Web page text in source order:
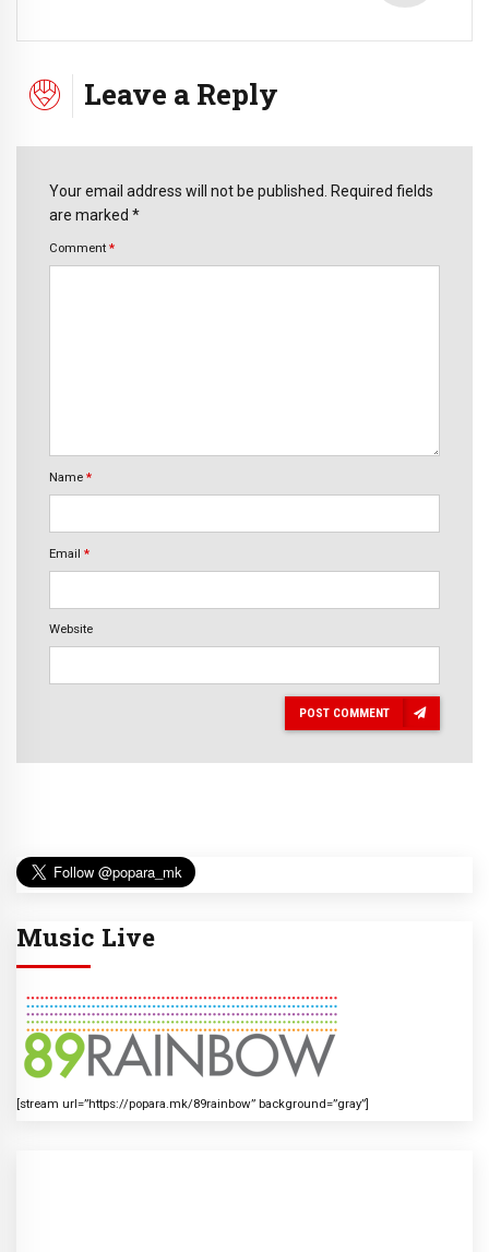
Leave a Reply
Your email address will not be published. Required fields
are marked *
Comment *
Name *
Email *
Website
POST COMMENT
Music Live
[stream url=”https://popara.mk/89rainbow” background=”gray”]